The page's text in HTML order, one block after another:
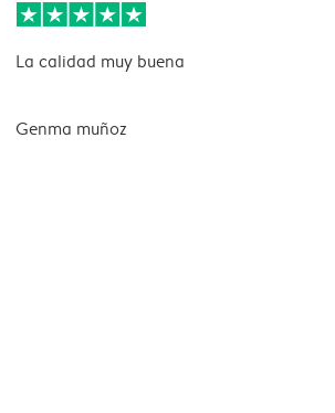
La calidad muy buena
Genma muñoz